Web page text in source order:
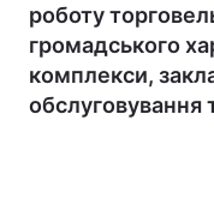
роботу
громадського
комплекси,
обслуговування